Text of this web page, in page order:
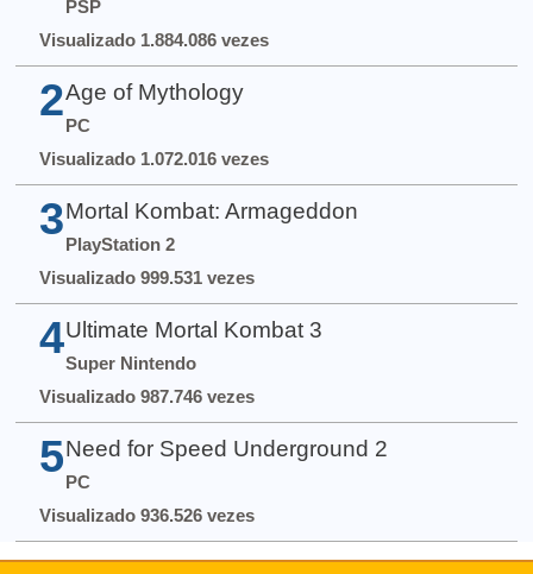
PSP
Visualizado 1.884.086 vezes
2 Age of Mythology
PC
Visualizado 1.072.016 vezes
3 Mortal Kombat: Armageddon
PlayStation 2
Visualizado 999.531 vezes
4 Ultimate Mortal Kombat 3
Super Nintendo
Visualizado 987.746 vezes
5 Need for Speed Underground 2
PC
Visualizado 936.526 vezes